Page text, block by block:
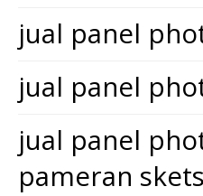
jual panel
jual panel
jual panel
pameran